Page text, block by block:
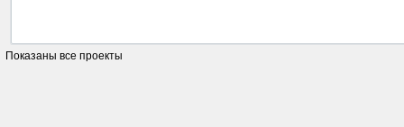
Показаны все проекты